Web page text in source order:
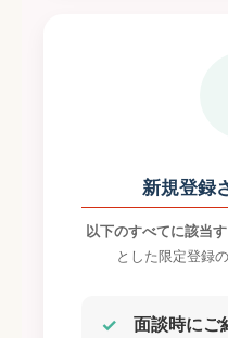
新規登録
以下のすべてに該当
とした限定登録
面談時にご